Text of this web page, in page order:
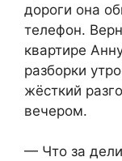
дороги она
телефон.
квартире
разборки
жёсткий
вечером.
— Что за